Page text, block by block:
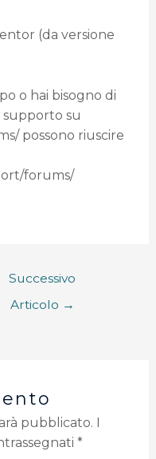
(da versione
o hai bisogno di
supporto su
possono riuscire
forums/
Successivo
Articolo →
pubblicato.
*